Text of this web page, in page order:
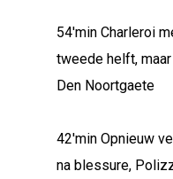
54'min Charleroi
tweede helft,
Den Noortgaete
42'min Opnieuw
na blessure,